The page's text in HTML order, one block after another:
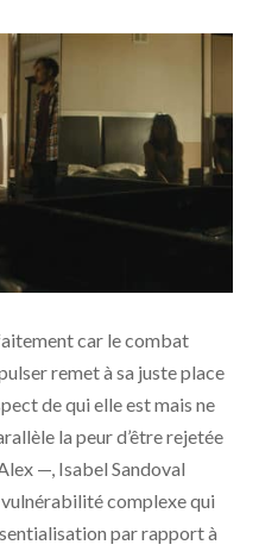
car le combat
remet à sa juste place
de qui elle est mais ne
la peur d’être rejetée
—, Isabel Sandoval
complexe qui
par rapport à